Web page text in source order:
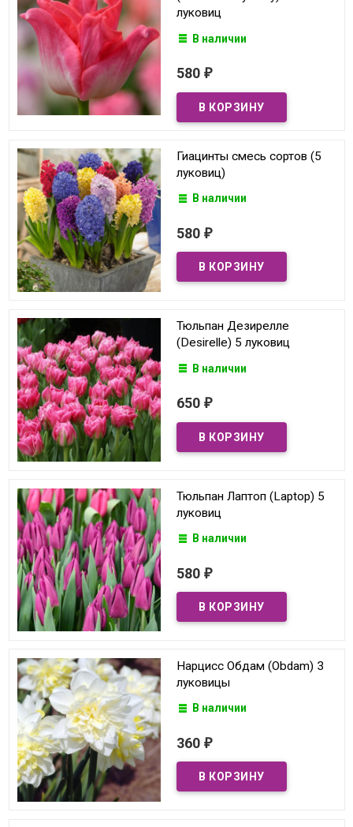
луковиц
В наличии
580 ₽
Гиацинты смесь сортов (5
луковиц)
В наличии
580 ₽
Тюльпан Дезирелле
(Desirelle) 5 луковиц
В наличии
650 ₽
Тюльпан Лаптоп (Laptop) 5
луковиц
В наличии
580 ₽
Нарцисс Обдам (Obdam) 3
луковицы
В наличии
360 ₽